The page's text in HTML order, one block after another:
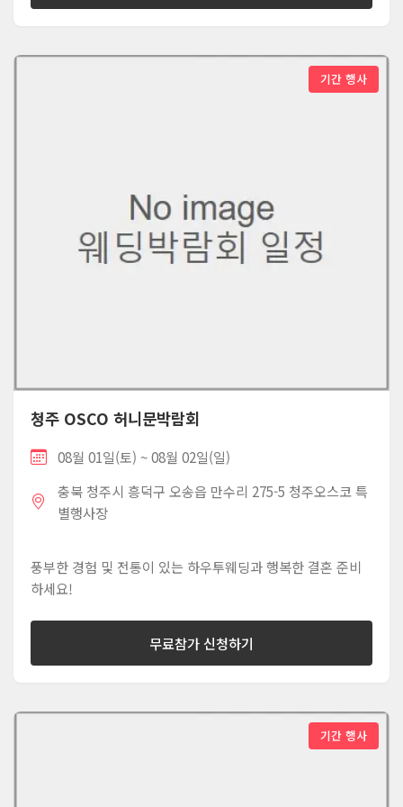
기간 행사
청주 OSCO 허니문박람회
08월 01일(토) ~ 08월 02일(일)
충북 청주시 흥덕구 오송읍 만수리 275-5 청주오스코 특
별행사장
풍부한 경험 및 전통이 있는 하우투웨딩과 행복한 결혼 준비
하세요!
무료참가 신청하기
기간 행사